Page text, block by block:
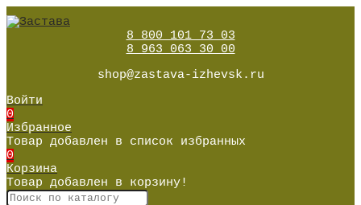
8 800 101 73 03
8 963 063 30 00
shop@zastava-izhevsk.ru
Войти
0
Избранное
Товар добавлен в список избранных
0
Корзина
Товар добавлен в корзину!